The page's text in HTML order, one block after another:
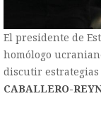
El presidente de
homólogo
discutir
CABALLERO-